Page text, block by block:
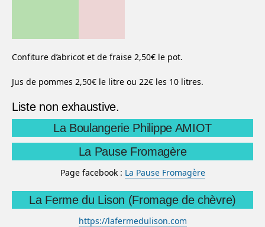
Confiture d’abricot et de fraise 2,50€ le pot.
Jus de pommes 2,50€ le litre ou 22€ les 10 litres.
Liste non exhaustive.
La Boulangerie Philippe AMIOT
La Pause Fromagère
Page facebook : La Pause Fromagère
La Ferme du Lison (Fromage de chèvre)
https://lafermedulison.com